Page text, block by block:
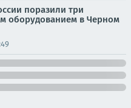
поразили три
оборудованием в Черном